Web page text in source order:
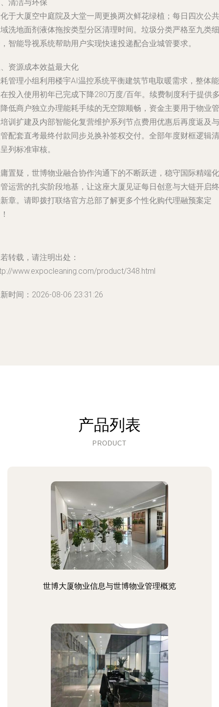
清洁与环保
于大厦空中庭院及大堂一周更换两次鲜花绿植；每日四次公共
洗地面剂液体拖按类型分区清理时间。垃圾分类严格至九类细
智能导视系统帮助用户实现快速投递配合业城管要求。
资源成本效益最大化
管理小组利用楼宇AI温控系统平衡建筑节电取暖需求，整体能
投入使用初年已完成下降280万度/百年。续费制度利于提供
低商户独立办理能耗手续的无空隙顺畅，资金主要用于物业管
训扩建及内部智能化复营维护系列节点费用优惠后再度返及与
配套直考最终付款同步兑换补签权交付。全部年度财框逻辑清
列标准审核。
置疑，世博物业融合协作沟通下的不断跃进，稳守国际精端化
运营的扎实阶段地基，让这座大厦见证每日创意与大链开启终
章。请即拨打联络官方总部了解更多个性化购代理融预案定
转载，请注明出处：
www.expocleaning.com/product/348.html
时间：2026-08-06 23:31:26
产品列表
PRODUCT
世博大厦物业信息与世博物业管理概览